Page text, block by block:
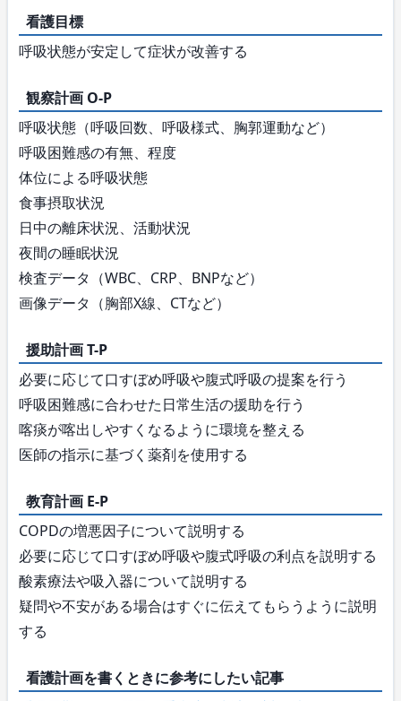
看護目標
呼吸状態が安定して症状が改善する
観察計画 O-P
呼吸状態（呼吸回数、呼吸様式、胸郭運動など）
呼吸困難感の有無、程度
体位による呼吸状態
食事摂取状況
日中の離床状況、活動状況
夜間の睡眠状況
検査データ（WBC、CRP、BNPなど）
画像データ（胸部X線、CTなど）
援助計画 T-P
必要に応じて口すぼめ呼吸や腹式呼吸の提案を行う
呼吸困難感に合わせた日常生活の援助を行う
喀痰が喀出しやすくなるように環境を整える
医師の指示に基づく薬剤を使用する
教育計画 E-P
COPDの増悪因子について説明する
必要に応じて口すぼめ呼吸や腹式呼吸の利点を説明する
酸素療法や吸入器について説明する
疑問や不安がある場合はすぐに伝えてもらうように説明
する
看護計画を書くときに参考にしたい記事